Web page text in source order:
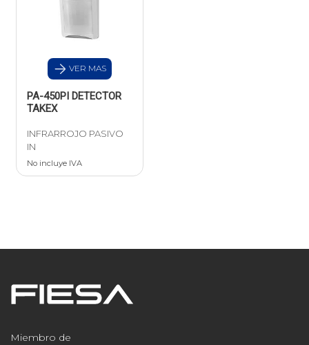
VER MAS
PA-450PI DETECTOR
TAKEX
INFRARROJO PASIVO
IN
No incluye IVA
Miembro de